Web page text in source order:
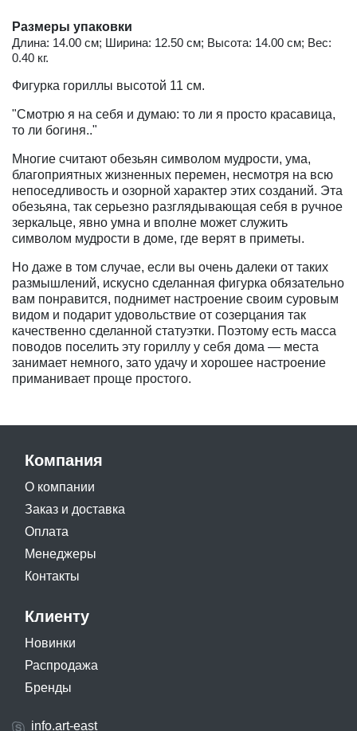
Размеры упаковки
Длина: 14.00 см; Ширина: 12.50 см; Высота: 14.00 см; Вес:
0.40 кг.
Фигурка гориллы высотой 11 см.
"Смотрю я на себя и думаю: то ли я просто красавица,
то ли богиня.."
Многие считают обезьян символом мудрости, ума,
благоприятных жизненных перемен, несмотря на всю
непоседливость и озорной характер этих созданий. Эта
обезьяна, так серьезно разглядывающая себя в ручное
зеркальце, явно умна и вполне может служить
символом мудрости в доме, где верят в приметы.
Но даже в том случае, если вы очень далеки от таких
размышлений, искусно сделанная фигурка обязательно
вам понравится, поднимет настроение своим суровым
видом и подарит удовольствие от созерцания так
качественно сделанной статуэтки. Поэтому есть масса
поводов поселить эту гориллу у себя дома — места
занимает немного, зато удачу и хорошее настроение
приманивает проще простого.
Компания
О компании
Заказ и доставка
Оплата
Менеджеры
Контакты
Клиенту
Новинки
Распродажа
Бренды
info.art-east